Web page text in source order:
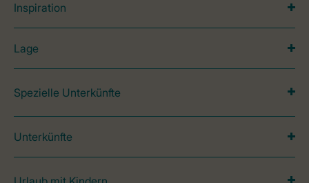
Inspiration
Lage
Spezielle Unterkünfte
Unterkünfte